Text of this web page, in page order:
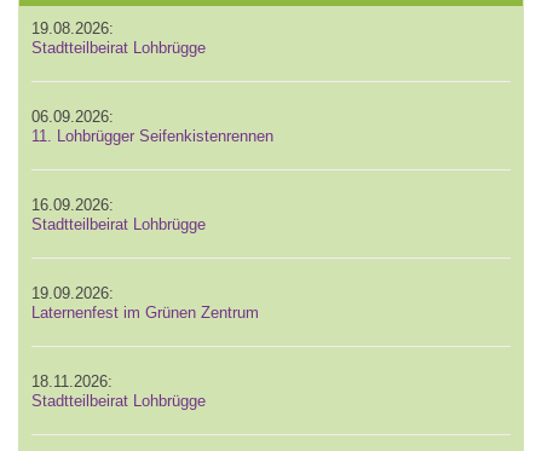
19.08.2026:
Stadtteilbeirat Lohbrügge
06.09.2026:
11. Lohbrügger Seifenkistenrennen
16.09.2026:
Stadtteilbeirat Lohbrügge
19.09.2026:
Laternenfest im Grünen Zentrum
18.11.2026:
Stadtteilbeirat Lohbrügge